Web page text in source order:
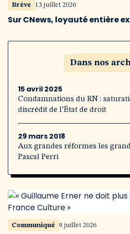
Brève 13 juillet 2026
Sur CNews, loyauté entière
Dans nos
15 avril 2025
Condamnations du RN :
discrédit de l’État de droit
29 mars 2018
Aux grandes réformes les
Pascal Perri
Communiqué 9 juillet 2026